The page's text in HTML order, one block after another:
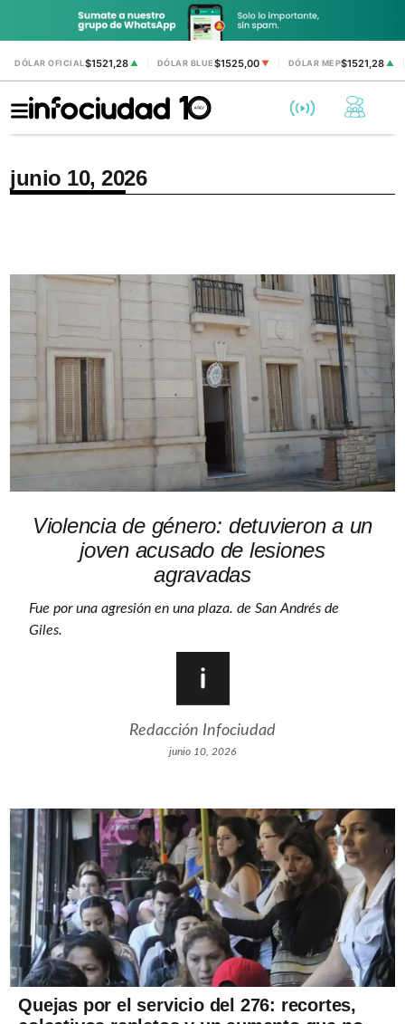
DÓLAR OFICIAL$1521,28 ▲ DÓLAR BLUE$1525,00 ▼ DÓLAR MEP$1521,28▲
junio 10, 2026
Violencia de género: detuvieron a un
joven acusado de lesiones
agravadas
Fue por una agresión en una plaza. de San Andrés de
Giles.
Redacción Infociudad
junio 10, 2026
Quejas por el servicio del 276: recortes,